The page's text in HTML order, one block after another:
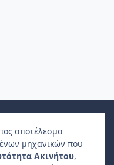
αποτέλεσμα
μηχανικών που
Ακινήτου,